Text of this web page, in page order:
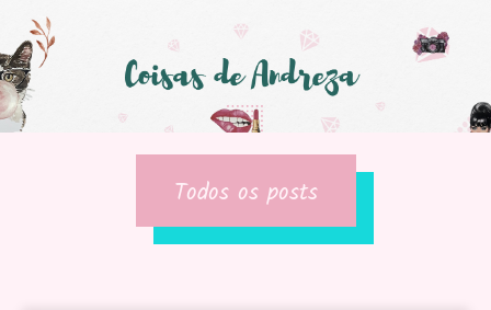
Todos os posts